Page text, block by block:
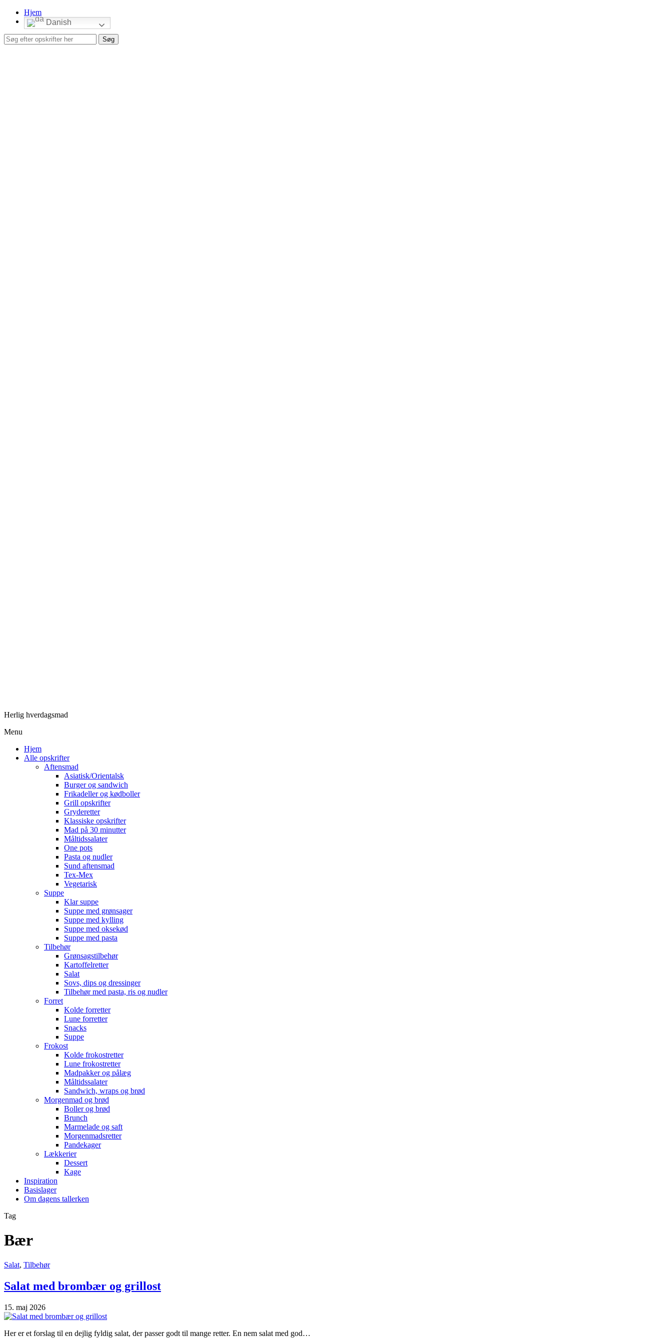
Hjem
Danish
Herlig hverdagsmad
Menu
Hjem
Alle opskrifter
Aftensmad
Asiatisk/Orientalsk
Burger og sandwich
Frikadeller og kødboller
Grill opskrifter
Gryderetter
Klassiske opskrifter
Mad på 30 minutter
Måltidssalater
One pots
Pasta og nudler
Sund aftensmad
Tex-Mex
Vegetarisk
Suppe
Klar suppe
Suppe med grønsager
Suppe med kylling
Suppe med oksekød
Suppe med pasta
Tilbehør
Grønsagstilbehør
Kartoffelretter
Salat
Sovs, dips og dressinger
Tilbehør med pasta, ris og nudler
Forret
Kolde forretter
Lune forretter
Snacks
Suppe
Frokost
Kolde frokostretter
Lune frokostretter
Madpakker og pålæg
Måltidssalater
Sandwich, wraps og brød
Morgenmad og brød
Boller og brød
Brunch
Marmelade og saft
Morgenmadsretter
Pandekager
Lækkerier
Dessert
Kage
Inspiration
Basislager
Om dagens tallerken
Tag
Bær
Salat, Tilbehør
Salat med brombær og grillost
15. maj 2026
Her er et forslag til en dejlig fyldig salat, der passer godt til mange retter. En nem salat med god…